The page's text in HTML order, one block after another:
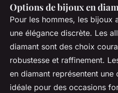
Options de bijoux en
Pour les hommes, les bijoux
une élégance discrète. Les
diamant sont des choix
robustesse et raffinement.
en diamant représentent une
idéale pour des occasions